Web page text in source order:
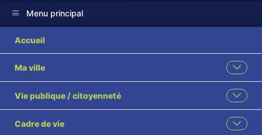
Menu principal
Accueil
Ma ville
Vie publique / citoyenneté
Cadre de vie
2025-64
Engagement des
dépenses